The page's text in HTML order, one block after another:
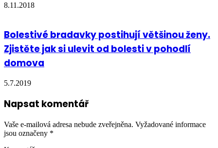
8.11.2018
Bolestivé bradavky postihují většinou ženy.
Zjistěte jak si ulevit od bolesti v pohodlí
domova
5.7.2019
Napsat komentář
Vaše e-mailová adresa nebude zveřejněna. Vyžadované informace
jsou označeny *